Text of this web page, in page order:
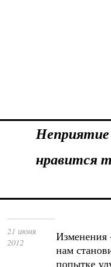
Неприятие
нравится
21 июня
2012
Изменения
нам
попытке